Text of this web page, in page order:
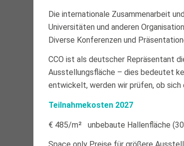
Die internationale Zusammenarbeit
Universitäten und anderen
Diverse Konferenzen und
CCO ist als deutscher Repräsentant
Ausstellungsfläche – dies bedeutet
entwickelt, werden wir prüfen, ob sich
Teilnahmekosten 2027
€ 485/m² unbebaute Hallenfläche